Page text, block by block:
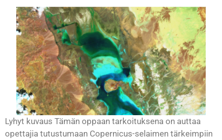
Lyhyt kuvaus Tämän oppaan tarkoituksena on auttaa
opettajia tutustumaan Copernicus-selaimen tärkeimpiin